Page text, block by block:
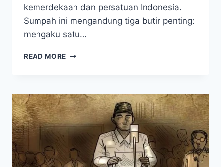
kemerdekaan dan persatuan Indonesia.
Sumpah ini mengandung tiga butir penting:
mengaku satu…
READ MORE SEJARAH
KEBANGKITAN
NASIONAL